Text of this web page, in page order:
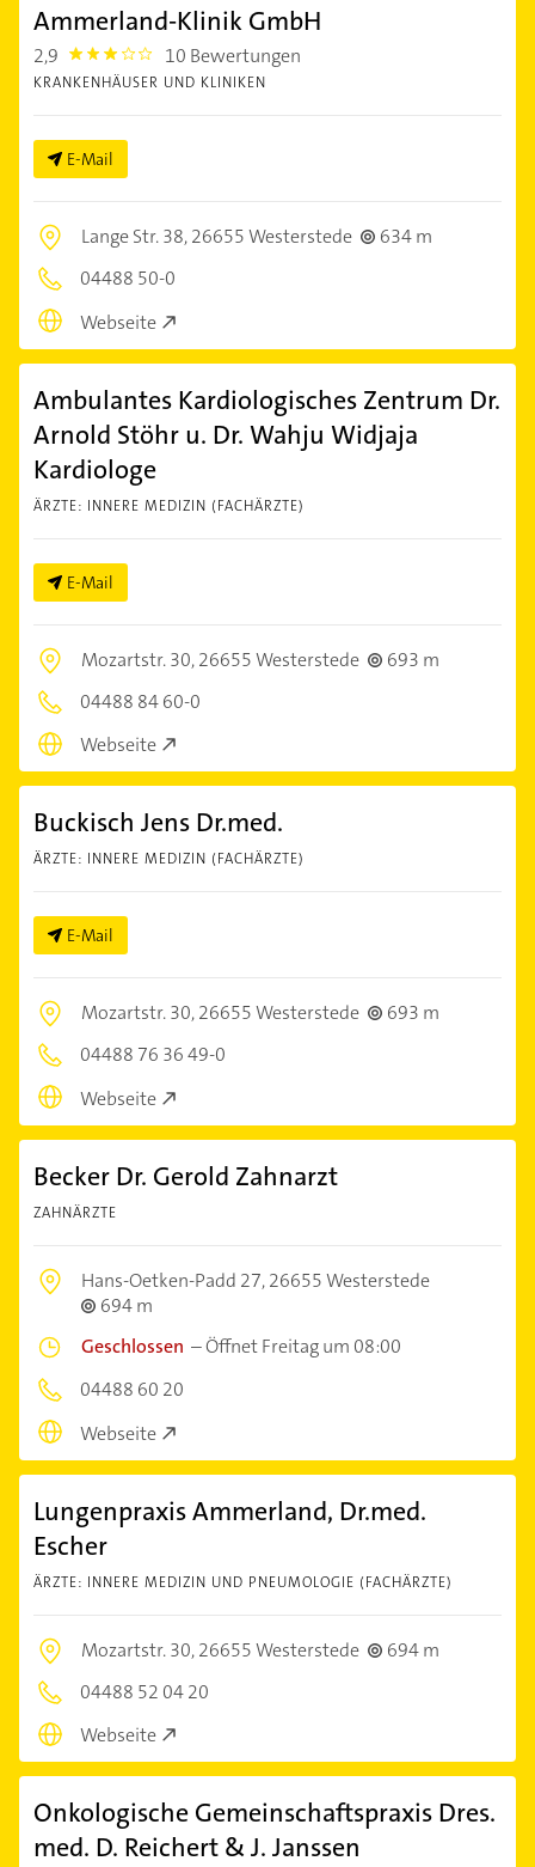
Ammerland-Klinik GmbH
2,9 2.9 10 Bewertungen
KRANKENHÄUSER UND KLINIKEN
E-Mail
Lange Str. 38,26655 Westerstede
634 m
04488 50-0
Webseite
Ambulantes Kardiologisches Zentrum Dr.
Arnold Stöhr u. Dr. Wahju Widjaja
Kardiologe
ÄRZTE: INNERE MEDIZIN (FACHÄRZTE)
E-Mail
Mozartstr. 30,26655 Westerstede
693 m
04488 84 60-0
Webseite
Buckisch Jens Dr.med.
ÄRZTE: INNERE MEDIZIN (FACHÄRZTE)
E-Mail
Mozartstr. 30,26655 Westerstede
693 m
04488 76 36 49-0
Webseite
Becker Dr. Gerold Zahnarzt
ZAHNÄRZTE
Hans-Oetken-Padd 27,26655 Westerstede
694 m
Geschlossen –Öffnet Freitag um 08:00
04488 60 20
Webseite
Lungenpraxis Ammerland, Dr.med.
Escher
ÄRZTE: INNERE MEDIZIN UND PNEUMOLOGIE (FACHÄRZTE)
Mozartstr. 30,26655 Westerstede
694 m
04488 52 04 20
Webseite
Onkologische Gemeinschaftspraxis Dres.
med. D. Reichert & J. Janssen